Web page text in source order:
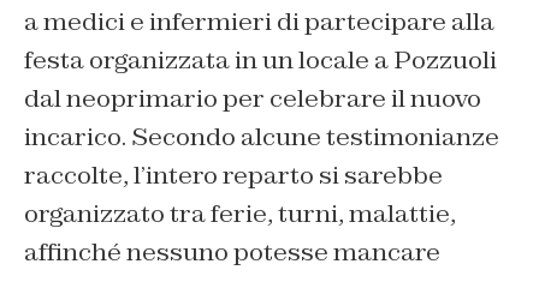
a medici e infermieri di partecipare alla
festa organizzata in un locale a Pozzuoli
dal neoprimario per celebrare il nuovo
incarico. Secondo alcune testimonianze
raccolte, l’intero reparto si sarebbe
organizzato tra ferie, turni, malattie,
affinché nessuno potesse mancare